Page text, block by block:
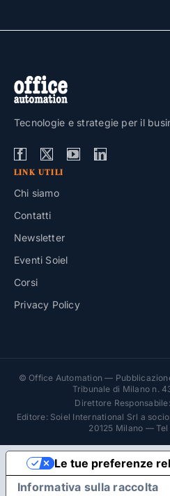
Tecnologie e strategie per il
LINK UTILI
Chi siamo
Contatti
Newsletter
Eventi Soiel
Corsi
Privacy Policy
© Office Automation —
Tribunale di Milano n.
Direttore
Editore: Soiel International Srl a
20125 Milano — Tel
Informativa sulla raccolta
Le tue preferenze